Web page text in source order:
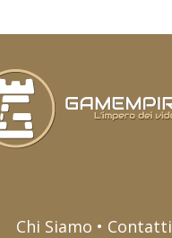
Chi Siamo • Contatti